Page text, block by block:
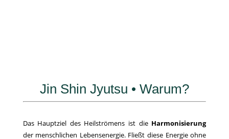
Jin Shin Jyutsu • Warum?
Das Hauptziel des Heilströmens ist die Harmonisierung
der menschlichen Lebensenergie. Fließt diese Energie ohne